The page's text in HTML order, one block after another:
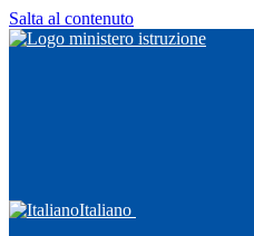
Salta al contenuto
Italiano